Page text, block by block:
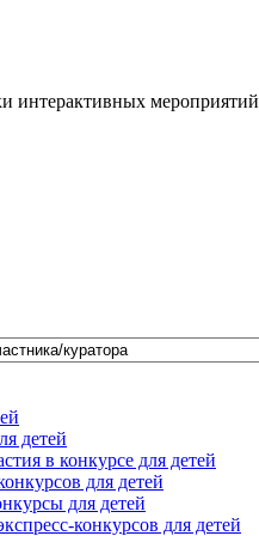
интерактивных мероприятий
детей
в конкурсе для детей
для детей
для детей
конкурсов для детей